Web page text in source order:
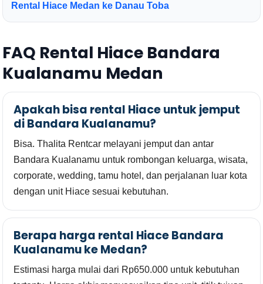
Rental Hiace Medan ke Danau Toba
FAQ Rental Hiace Bandara
Kualanamu Medan
Apakah bisa rental Hiace untuk jemput
di Bandara Kualanamu?
Bisa. Thalita Rentcar melayani jemput dan antar
Bandara Kualanamu untuk rombongan keluarga, wisata,
corporate, wedding, tamu hotel, dan perjalanan luar kota
dengan unit Hiace sesuai kebutuhan.
Berapa harga rental Hiace Bandara
Kualanamu ke Medan?
Estimasi harga mulai dari Rp650.000 untuk kebutuhan